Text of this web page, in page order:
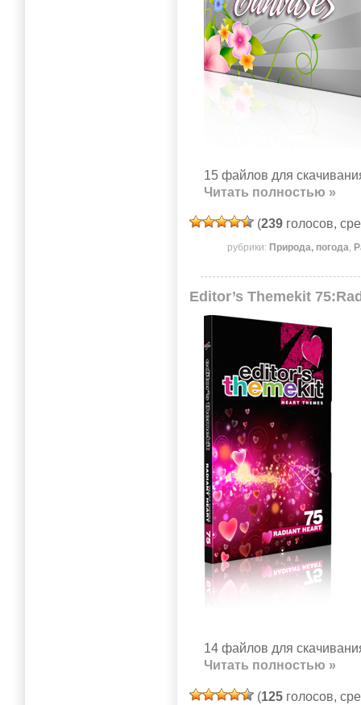
15 файлов для
Читать полностью »
(239 голосов,
рубрики: Природа, погода
Editor’s Themekit
14 файлов для
Читать полностью »
(125 голосов,